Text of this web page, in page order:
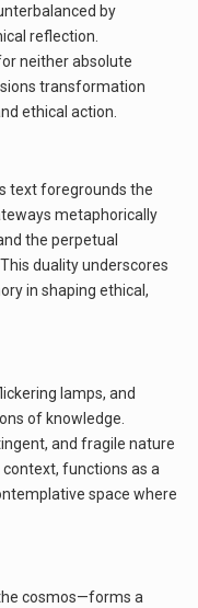
by
reflection.
neither absolute
transformation
ethical action.
text foregrounds the
metaphorically
the perpetual
duality underscores
in shaping ethical,
lamps, and
of knowledge.
and fragile nature
functions as a
space where
cosmos—forms a